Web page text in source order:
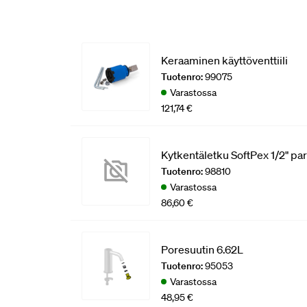
Keraaminen käyttöventtiili
Tuotenro:99075
Varastossa
121,74 €
Kytkentäletku SoftPex 1/2"
Tuotenro:98810
Varastossa
86,60 €
Poresuutin 6.62L
Tuotenro:95053
Varastossa
48,95 €